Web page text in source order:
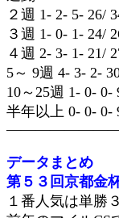
２週 1- 2- 5- 26/
３週 1- 0- 1- 24/
４週 2- 3- 1- 21/
5～ 9週 4- 3- 2-
10～25週 1- 0- 0-
半年以上 0- 0- 0-
データまとめ
第５３回京都金
１番人気は単勝